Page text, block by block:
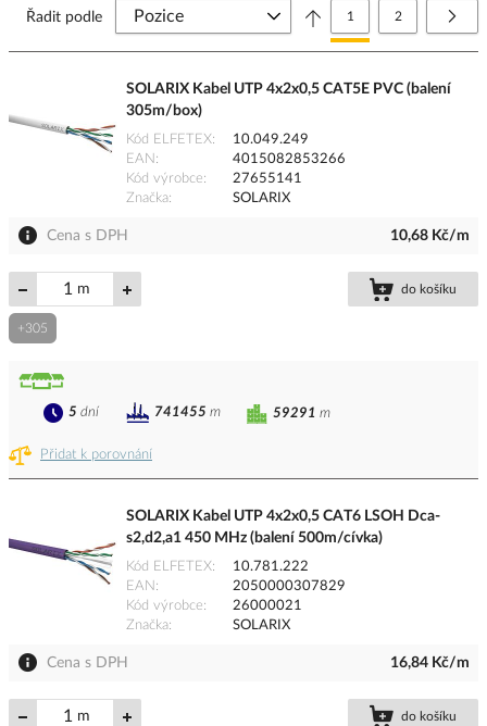
Stránka
Právě si prohlížíte
1 Stránka
2
Řadit podle
SOLARIX Kabel UTP 4x2x0,5 CAT5E PVC (balení
305m/box)
Kód ELFETEX
10.049.249
EAN
4015082853266
Kód výrobce
27655141
Značka
SOLARIX
Cena s DPH 10,68 Kč/m
m do košíku
+305
Přidat k porovnání
59291 m
5 dní 741455 m
SOLARIX Kabel UTP 4x2x0,5 CAT6 LSOH Dca-
s2,d2,a1 450 MHz (balení 500m/cívka)
Kód ELFETEX
10.781.222
EAN
2050000307829
Kód výrobce
26000021
Značka
SOLARIX
Cena s DPH 16,84 Kč/m
m do košíku